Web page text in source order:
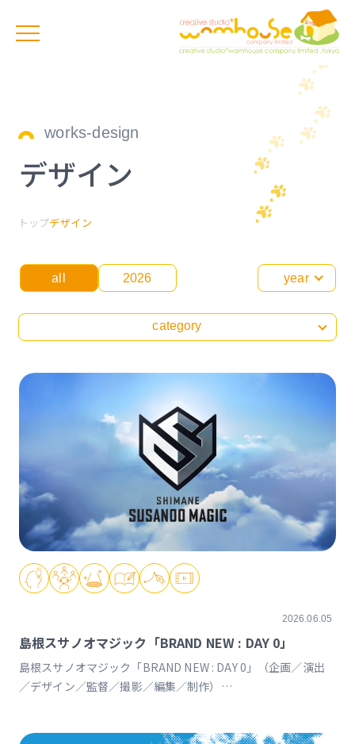
works-design
デザイン
トップデザイン
all 2026 year
category
2026.06.05
島根スサノオマジック「BRAND NEW : DAY 0」
島根スサノオマジック「BRAND NEW : DAY 0」（企画／演出
／デザイン／監督／撮影／編集／制作）